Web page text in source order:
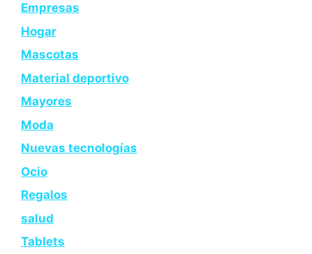
Empresas
Hogar
Mascotas
Material deportivo
Mayores
Moda
Nuevas tecnologías
Ocio
Regalos
salud
Tablets